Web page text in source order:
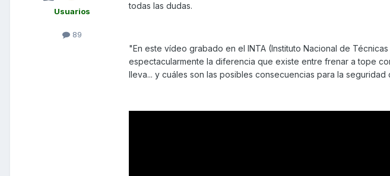
Usuarios
89
todas las dudas.
"En este vídeo grabado en el INTA (Instituto Nacional de
espectacularmente la diferencia que existe entre frenar a tope
lleva... y cuáles son las posibles consecuencias para la seguridad